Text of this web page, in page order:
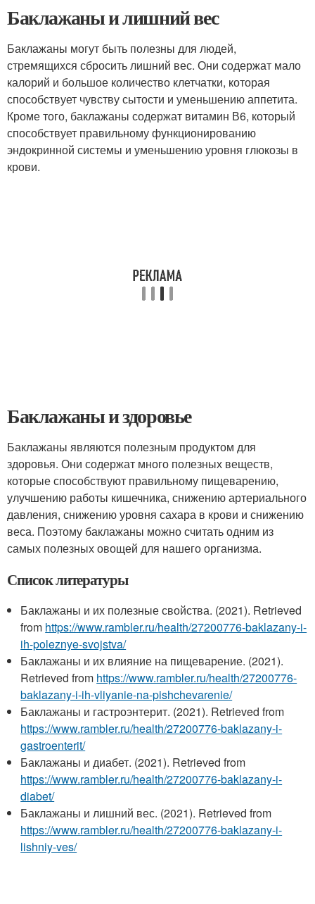
Баклажаны и лишний вес
Баклажаны могут быть полезны для людей,
стремящихся сбросить лишний вес. Они содержат мало
калорий и большое количество клетчатки, которая
способствует чувству сытости и уменьшению аппетита.
Кроме того, баклажаны содержат витамин В6, который
способствует правильному функционированию
эндокринной системы и уменьшению уровня глюкозы в
крови.
Баклажаны и здоровье
Баклажаны являются полезным продуктом для
здоровья. Они содержат много полезных веществ,
которые способствуют правильному пищеварению,
улучшению работы кишечника, снижению артериального
давления, снижению уровня сахара в крови и снижению
веса. Поэтому баклажаны можно считать одним из
самых полезных овощей для нашего организма.
Список литературы
Баклажаны и их полезные свойства. (2021). Retrieved
from https://www.rambler.ru/health/27200776-baklazany-i-
ih-poleznye-svojstva/
Баклажаны и их влияние на пищеварение. (2021).
Retrieved from https://www.rambler.ru/health/27200776-
baklazany-i-ih-vliyanie-na-pishchevarenie/
Баклажаны и гастроэнтерит. (2021). Retrieved from
https://www.rambler.ru/health/27200776-baklazany-i-
gastroenterit/
Баклажаны и диабет. (2021). Retrieved from
https://www.rambler.ru/health/27200776-baklazany-i-
diabet/
Баклажаны и лишний вес. (2021). Retrieved from
https://www.rambler.ru/health/27200776-baklazany-i-
lishniy-ves/